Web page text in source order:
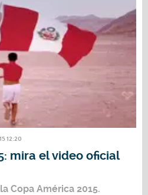
12:20
mira el video oficial
Copa América 2015.